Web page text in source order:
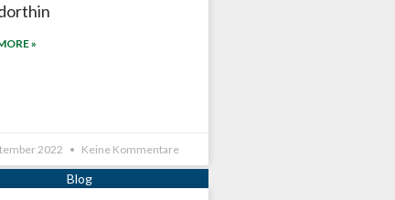
»
2022 Keine Kommentare